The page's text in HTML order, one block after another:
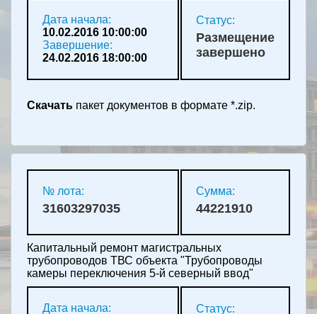
Дата начала:
10.02.2016 10:00:00
Завершение:
24.02.2016 18:00:00
Статус:
Размещение
завершено
Скачать пакет документов в формате *.zip.
№ лота:
31603297035
Сумма:
44221910
Капитальный ремонт магистральных
трубопроводов ТВС объекта "Трубопроводы
камеры переключения 5-й северный ввод"
Дата начала:
Статус: